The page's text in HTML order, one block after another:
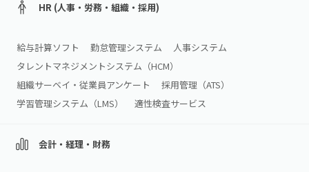
HR (人事・労務・組織・採用)
給与計算ソフト 勤怠管理システム
人事システム
タレントマネジメントシステム（HCM）
組織サーベイ・従業員アンケート
採用管理（ATS）
学習管理システム（LMS）
適性検査サービス
会計・経理・財務